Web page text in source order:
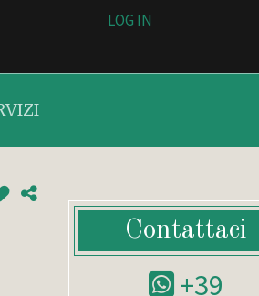
LOG IN
Contattaci
+39